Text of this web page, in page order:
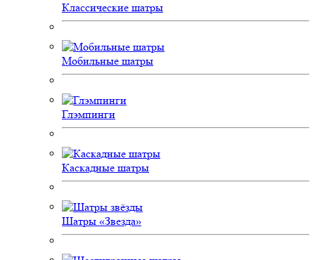
Классические шатры
Мобильные шатры
Глэмпинги
Каскадные шатры
Шатры «Звезда»